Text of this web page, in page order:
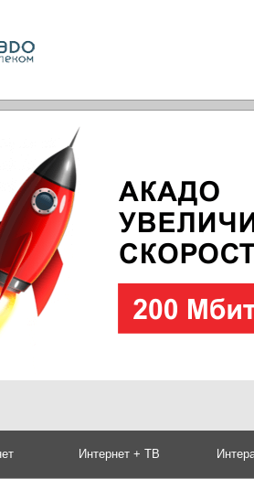
Интернет + ТВ